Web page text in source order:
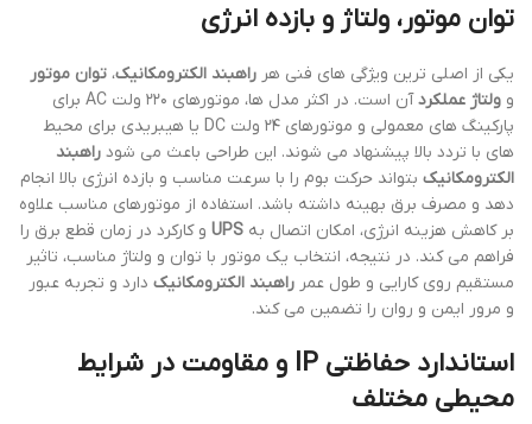
توان موتور، ولتاژ و بازده انرژی
یکی از اصلی ترین ویژگی های فنی هر راهبند الکترومکانیک، توان موتور
و ولتاژ عملکرد
آن است. در اکثر مدل ها، موتورهای ۲۲۰ ولت AC برای
پارکینگ های معمولی و موتورهای ۲۴ ولت DC یا هیبریدی برای محیط
های با تردد بالا پیشنهاد می شوند. این طراحی باعث می شود راهبند
الکترومکانیک بتواند حرکت بوم را با سرعت مناسب و بازده انرژی بالا انجام
دهد و مصرف برق بهینه داشته باشد. استفاده از موتورهای مناسب علاوه
بر کاهش هزینه انرژی، امکان اتصال به UPS و کارکرد در زمان قطع برق را
فراهم می کند. در نتیجه، انتخاب یک موتور با توان و ولتاژ مناسب، تاثیر
مستقیم روی کارایی و طول عمر راهبند الکترومکانیک دارد و تجربه عبور
و مرور ایمن و روان را تضمین می کند.
استاندارد حفاظتی IP و مقاومت در شرایط
محیطی مختلف